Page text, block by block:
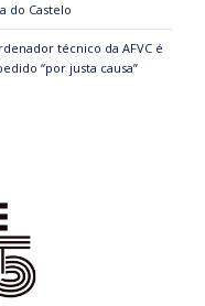
do Castelo
técnico da AFVC é
“por justa causa”